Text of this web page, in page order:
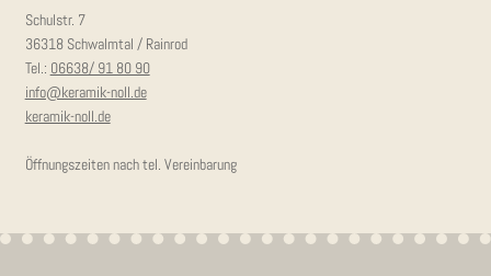
Schulstr. 7
36318 Schwalmtal / Rainrod
Tel.: 06638/ 91 80 90
info@keramik-noll.de
keramik-noll.de
Öffnungszeiten nach tel. Vereinbarung